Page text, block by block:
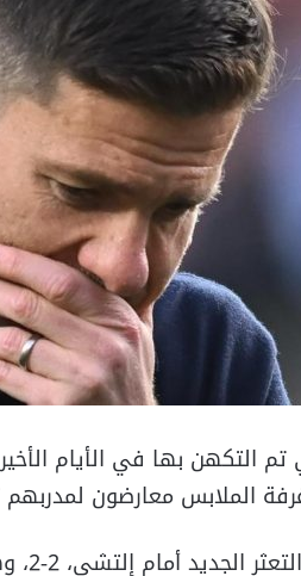
تم التكهن بها في الأيام
الملابس معارضون
هذا